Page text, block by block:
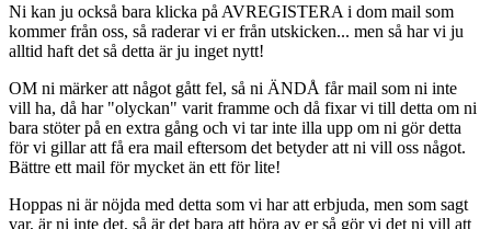
Ni kan ju också bara klicka på AVREGISTERA i dom mail som
kommer från oss, så raderar vi er från utskicken... men så har vi ju
alltid haft det så detta är ju inget nytt!
OM ni märker att något gått fel, så ni ÄNDÅ får mail som ni inte
vill ha, då har "olyckan" varit framme och då fixar vi till detta om ni
bara stöter på en extra gång och vi tar inte illa upp om ni gör detta
för vi gillar att få era mail eftersom det betyder att ni vill oss något.
Bättre ett mail för mycket än ett för lite!
Hoppas ni är nöjda med detta som vi har att erbjuda, men som sagt
var, är ni inte det, så är det bara att höra av er så gör vi det ni vill att